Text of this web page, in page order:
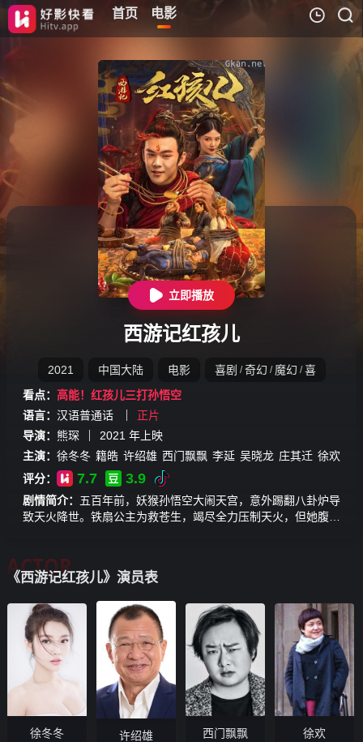
首页 电影 电
我的观影记录
暂无观看影片的记录
立即播放
西游记红孩儿
2021 中国大陆 电影 喜剧 / 奇幻 / 魔幻 / 喜
看点： 高能！红孩儿三打孙悟空
语言： 汉语普通话
正片
导演： 熊琛 2021 年上映
主演： 徐冬冬 籍皓 许绍雄 西门飘飘 李延 吴晓龙 庄其迁 徐欢
评分：
7.7 3.9
剧情简介： 五百年前，妖猴孙悟空大闹天宫，意外踢翻八卦炉导
致天火降世。铁扇公主为救苍生，竭尽全力压制天火，但她腹中
狼怪怂恿去抢唐僧。就在红孩儿和孙悟空大战之时，苍狼怪设计
将二人困于八卦炉之内，原来苍狼怪幼时家人在天火中丧生，故
村百姓再次遭遇山火陷入危难之中。红孩儿成魔，化身火焰巨
人，铁扇公主说出真相，用最后的法力去拯救苍生，拿出菩萨给
的一滴甘露，此时孙悟空顿悟佛法，明了因果业障，一切的源头
都在自己，决定自我牺牲，拿着甘露走向火焰巨人。
《西游记红孩儿》演员表
ACTOR
徐冬冬 许绍雄 西门飘飘 徐欢